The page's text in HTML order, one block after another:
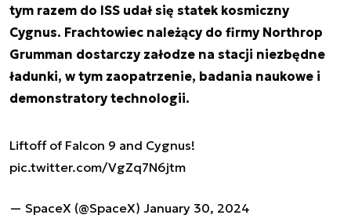
tym razem do ISS udał się statek kosmiczny
Cygnus. Frachtowiec należący do firmy Northrop
Grumman dostarczy załodze na stacji niezbędne
ładunki, w tym zaopatrzenie, badania naukowe i
demonstratory technologii.
Liftoff of Falcon 9 and Cygnus!
pic.twitter.com/VgZq7N6jtm
— SpaceX (@SpaceX) January 30, 2024